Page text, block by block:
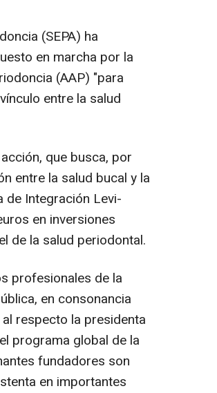
(SEPA) ha
en marcha por la
(AAP) "para
entre la salud
que busca, por
entre la salud bucal y la
de Integración Levi-
en inversiones
de la salud periodontal.
profesionales de la
en consonancia
respecto la presidenta
programa global de la
fundadores son
en importantes